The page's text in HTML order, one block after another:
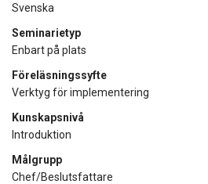
Svenska
Seminarietyp
Enbart på plats
Föreläsningssyfte
Verktyg för implementering
Kunskapsnivå
Introduktion
Målgrupp
Chef/Beslutsfattare